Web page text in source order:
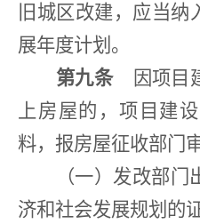
旧城区改建，应当
展年度计划。
第九条
因项目
上房屋的，项目建
料，报房屋征收部门审
（一）发改部
济和社会发展规划的